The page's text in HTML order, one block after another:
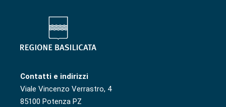
Contatti e indirizzi
Viale Vincenzo Verrastro, 4
85100 Potenza PZ